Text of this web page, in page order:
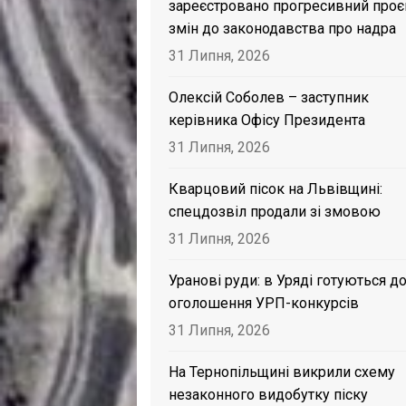
зареєстровано прогресивний
змін до законодавства про надра
31 Липня, 2026
Олексій Соболев – заступник
керівника Офісу Президента
31 Липня, 2026
Кварцовий пісок на Львівщині:
спецдозвіл продали зі змовою
31 Липня, 2026
Уранові руди: в Уряді готуються до
оголошення УРП-конкурсів
31 Липня, 2026
На Тернопільщині викрили схему
незаконного видобутку піску